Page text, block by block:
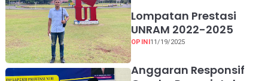
Lompatan Prestasi
UNRAM 2022-2025
OPINI11/19/2025
Anggaran Responsif